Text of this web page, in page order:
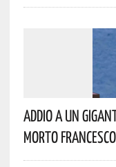
Addio A Un
Morto